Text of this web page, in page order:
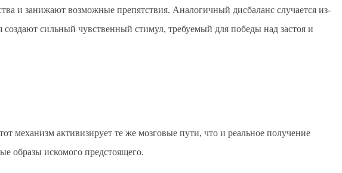
и занижают возможные препятствия. Аналогичный дисбаланс случается из-
сильный чувственный стимул, требуемый для победы над застоя и
механизм активизирует те же мозговые пути, что и реальное получение
образы искомого предстоящего.